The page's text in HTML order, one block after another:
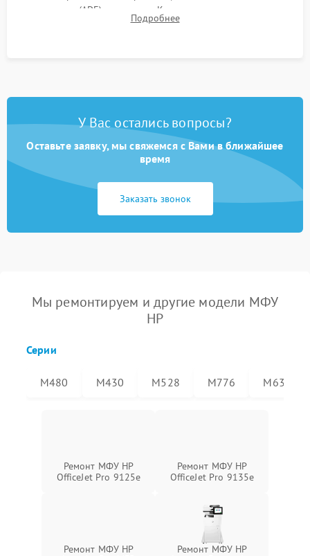
документов (ADF) и дуплекса. Контроль качества отпечатка
на отсутствие серого фона, полос и надежность запекания
Подробнее
У Вас остались вопросы?
Оставьте заявку, мы свяжемся с Вами в ближайшее
время
Заказать звонок
Мы ремонтируем и другие модели МФУ
HP
Серии
M480 M430 M528 M776 M636
Ремонт МФУ HP
OfficeJet Pro 9125e
Ремонт МФУ HP
OfficeJet Pro 9135e
Ремонт МФУ HP
Ремонт МФУ HP